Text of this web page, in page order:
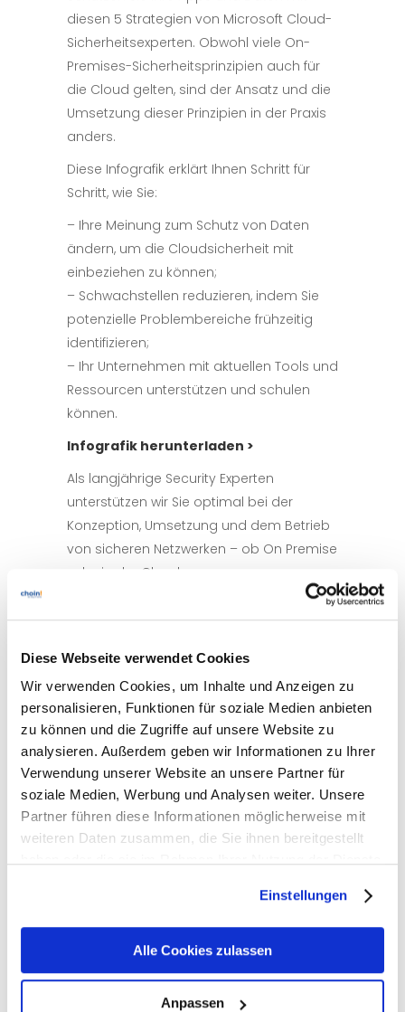
Diese Webseite verwendet Cookies
Wir verwenden Cookies, um Inhalte und Anzeigen zu
personalisieren, Funktionen für soziale Medien anbieten
zu können und die Zugriffe auf unsere Website zu
analysieren. Außerdem geben wir Informationen zu Ihrer
Verwendung unserer Website an unsere Partner für
soziale Medien, Werbung und Analysen weiter. Unsere
Partner führen diese Informationen möglicherweise mit
weiteren Daten zusammen, die Sie ihnen bereitgestellt
Cookies, wenn Sie unsere Webseite weiterhin nutzen.
Einstellungen
Alle Cookies zulassen
Anpassen
diesen 5 Strategien von Microsoft Cloud-
Sicherheitsexperten. Obwohl viele On-
Premises-Sicherheitsprinzipien auch für
die Cloud gelten, sind der Ansatz und die
Umsetzung dieser Prinzipien in der Praxis
anders.
Diese Infografik erklärt Ihnen Schritt für
Schritt, wie Sie:
– Ihre Meinung zum Schutz von Daten
ändern, um die Cloudsicherheit mit
einbeziehen zu können;
– Schwachstellen reduzieren, indem Sie
potenzielle Problembereiche frühzeitig
identifizieren;
– Ihr Unternehmen mit aktuellen Tools und
Ressourcen unterstützen und schulen
können.
Infografik herunterladen >
Als langjährige Security Experten
unterstützen wir Sie optimal bei der
Konzeption, Umsetzung und dem Betrieb
von sicheren Netzwerken – ob On Premise
oder in der Cloud.
Previous
Next
Support Ende von Windows 7